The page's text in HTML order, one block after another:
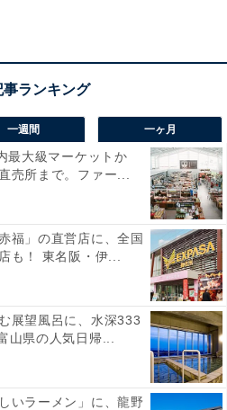
2
」行き乗車、「丘珠高校」下
車で約30分
入園無料も！ 高さ85mの観覧車か
トロ遊園地まで…道央エリアの個
選
一週間 一ヶ月
最大級マーケットか
売所まで。ファー...
福」の直営店に、全国
も！ 東名阪・伊...
展望風呂に、水深333
山県の人気日帰...
いラーメン」に、龍野